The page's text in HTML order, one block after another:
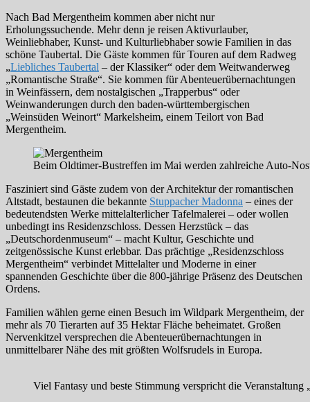
Nach Bad Mergentheim kommen aber nicht nur
Erholungssuchende. Mehr denn je reisen Aktivurlauber,
Weinliebhaber, Kunst- und Kulturliebhaber sowie Familien in das
schöne Taubertal. Die Gäste kommen für Touren auf dem Radweg
„Liebliches Taubertal – der Klassiker“ oder dem Weitwanderweg
„Romantische Straße“. Sie kommen für Abenteuerübernachtungen
in Weinfässern, dem nostalgischen „Trapperbus“ oder
Weinwanderungen durch den baden-württembergischen
„Weinsüden Weinort“ Markelsheim, einem Teilort von Bad
Mergentheim.
Beim Oldtimer-Bustreffen im Mai werden zahlreiche Auto-
Fasziniert sind Gäste zudem von der Architektur der romantischen
Altstadt, bestaunen die bekannte Stuppacher Madonna – eines der
bedeutendsten Werke mittelalterlicher Tafelmalerei – oder wollen
unbedingt ins Residenzschloss. Dessen Herzstück – das
„Deutschordenmuseum“ – macht Kultur, Geschichte und
zeitgenössische Kunst erlebbar. Das prächtige „Residenzschloss
Mergentheim“ verbindet Mittelalter und Moderne in einer
spannenden Geschichte über die 800-jährige Präsenz des Deutschen
Ordens.
Familien wählen gerne einen Besuch im Wildpark Mergentheim, der
mehr als 70 Tierarten auf 35 Hektar Fläche beheimatet. Großen
Nervenkitzel versprechen die Abenteuerübernachtungen in
unmittelbarer Nähe des mit größten Wolfsrudels in Europa.
Viel Fantasy und beste Stimmung verspricht die